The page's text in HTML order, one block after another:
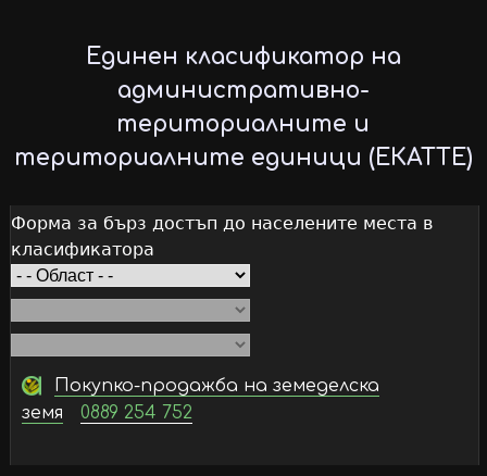
to
main
content
Единен класификатор на
административно-
териториалните и
териториалните единици (ЕКАТТЕ)
Форма за бърз достъп до населените места в
класификатора
Покупко-продажба на земеделска
земя
0889 254 752